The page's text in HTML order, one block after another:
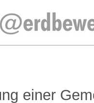
einer